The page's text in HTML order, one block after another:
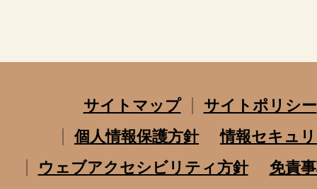
サイトマップ
サイトポリシー
個人情報保護方針
情報セキュ
ウェブアクセシビリティ方針
免責